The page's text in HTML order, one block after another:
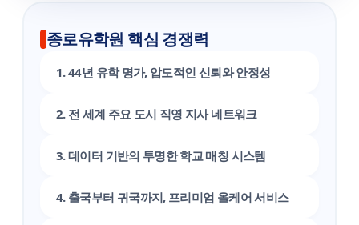
종로유학원 핵심 경쟁력
1. 44년 유학 명가, 압도적인 신뢰와 안정성
2. 전 세계 주요 도시 직영 지사 네트워크
3. 데이터 기반의 투명한 학교 매칭 시스템
4. 출국부터 귀국까지, 프리미엄 올케어 서비스